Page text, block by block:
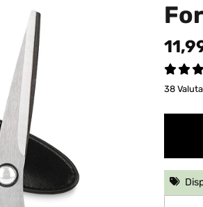
38